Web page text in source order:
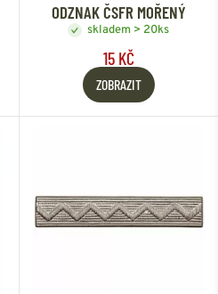
ODZNAK ČSFR MOŘENÝ
skladem > 20ks
15 KČ
ZOBRAZIT